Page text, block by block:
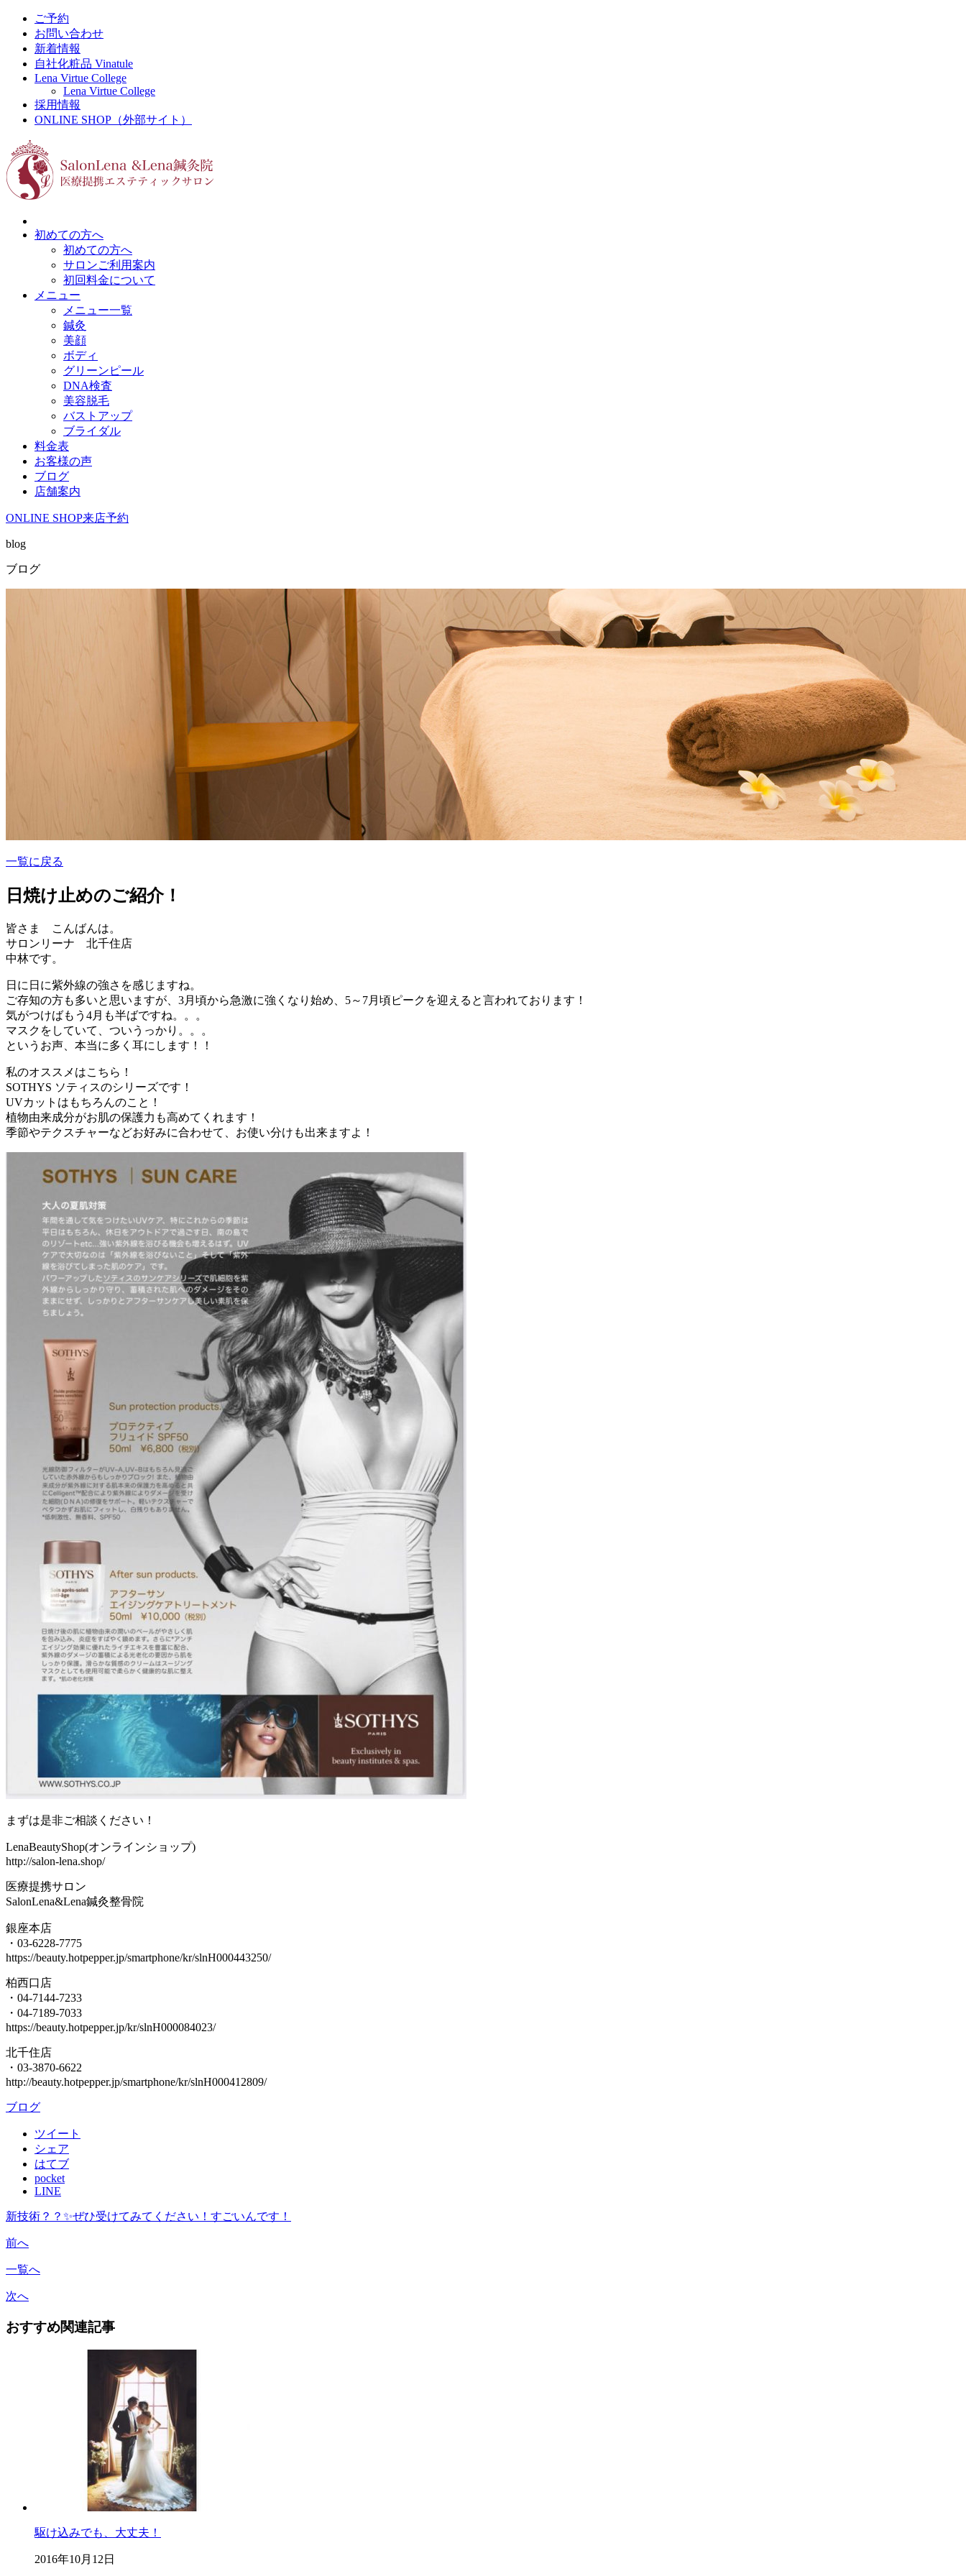
ご予約
お問い合わせ
新着情報
自社化粧品 Vinatule
Lena Virtue College
Lena Virtue College
採用情報
ONLINE SHOP（外部サイト）
初めての方へ
初めての方へ
サロンご利用案内
初回料金について
メニュー
メニュー一覧
鍼灸
美顔
ボディ
グリーンピール
DNA検査
美容脱毛
バストアップ
ブライダル
料金表
お客様の声
ブログ
店舗案内
ONLINE SHOP来店予約
blog
ブログ
一覧に戻る
日焼け止めのご紹介！
皆さま こんばんは。
サロンリーナ 北千住店
中林です。
日に日に紫外線の強さを感じますね。
ご存知の方も多いと思いますが、3月頃から急激に強くなり始め、5～7月頃ピークを迎えると言われております！
気がつけばもう4月も半ばですね。。。
マスクをしていて、ついうっかり。。。
というお声、本当に多く耳にします！！
私のオススメはこちら！
SOTHYS ソティスのシリーズです！
UVカットはもちろんのこと！
植物由来成分がお肌の保護力も高めてくれます！
季節やテクスチャーなどお好みに合わせて、お使い分けも出来ますよ！
まずは是非ご相談ください！
LenaBeautyShop(オンラインショップ)
http://salon-lena.shop/
医療提携サロン
SalonLena&Lena鍼灸整骨院
銀座本店
・03-6228-7775
https://beauty.hotpepper.jp/smartphone/kr/slnH000443250/
柏西口店
・04-7144-7233
・04-7189-7033
https://beauty.hotpepper.jp/kr/slnH000084023/
北千住店
・03-3870-6622
http://beauty.hotpepper.jp/smartphone/kr/slnH000412809/
ブログ
ツイート
シェア
はてブ
pocket
LINE
新技術？？✨ぜひ受けてみてください！すごいんです！
前へ
一覧へ
次へ
おすすめ関連記事
駆け込みでも、大丈夫！
2016年10月12日